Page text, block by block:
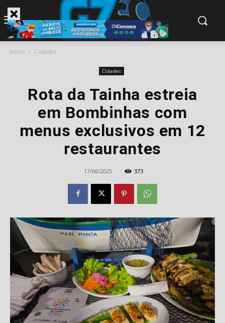
Início Cidades
Cidades
Rota da Tainha estreia
em Bombinhas com
menus exclusivos em 12
restaurantes
17/06/2025 373
modal-check